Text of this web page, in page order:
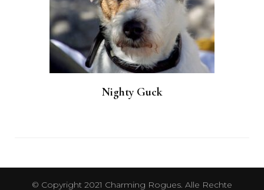
Nighty Guck
© Copyright 2021 Charming Rogues. Alle Rechte